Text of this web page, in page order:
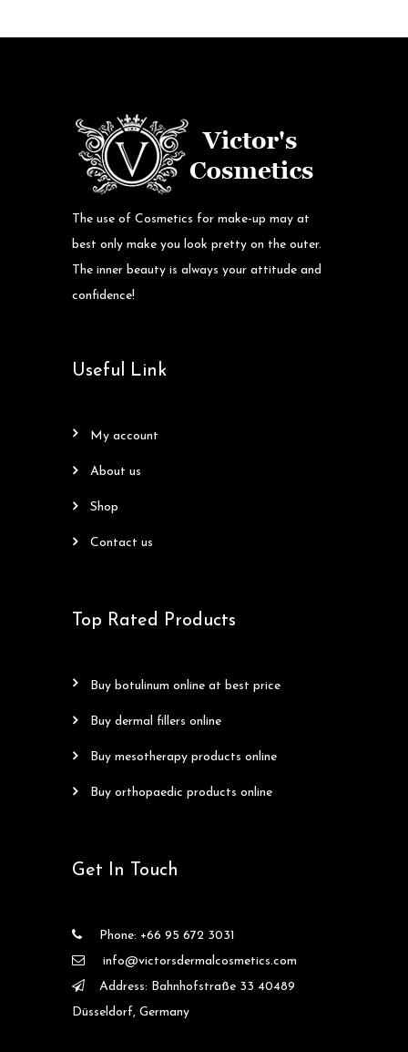
The use of Cosmetics for make-up may at
best only make you look pretty on the outer.
The inner beauty is always your attitude and
confidence!
Useful Link
my account
about us
shop
contact us
Top Rated Products
buy botulinum online at best price
buy dermal fillers online
buy mesotherapy products online
buy orthopaedic products online
Get In Touch
Phone: +66 95 672 3031
info@victorsdermalcosmetics.com
Address: Bahnhofstraße 33 40489
Düsseldorf, Germany